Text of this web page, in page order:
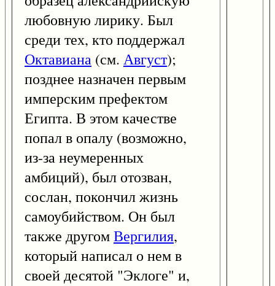
любовную лирику. Был
среди тех, кто поддержал
Октавиана (см. Август);
позднее назначен первым
имперским префектом
Египта. В этом качестве
попал в опалу (возможно,
из-за неумеренных
амбиций), был отозван,
сослан, покончил жизнь
самоубийством. Он был
также другомВергилия,
который написал о нем в
своей десятой "Эклоге" и,